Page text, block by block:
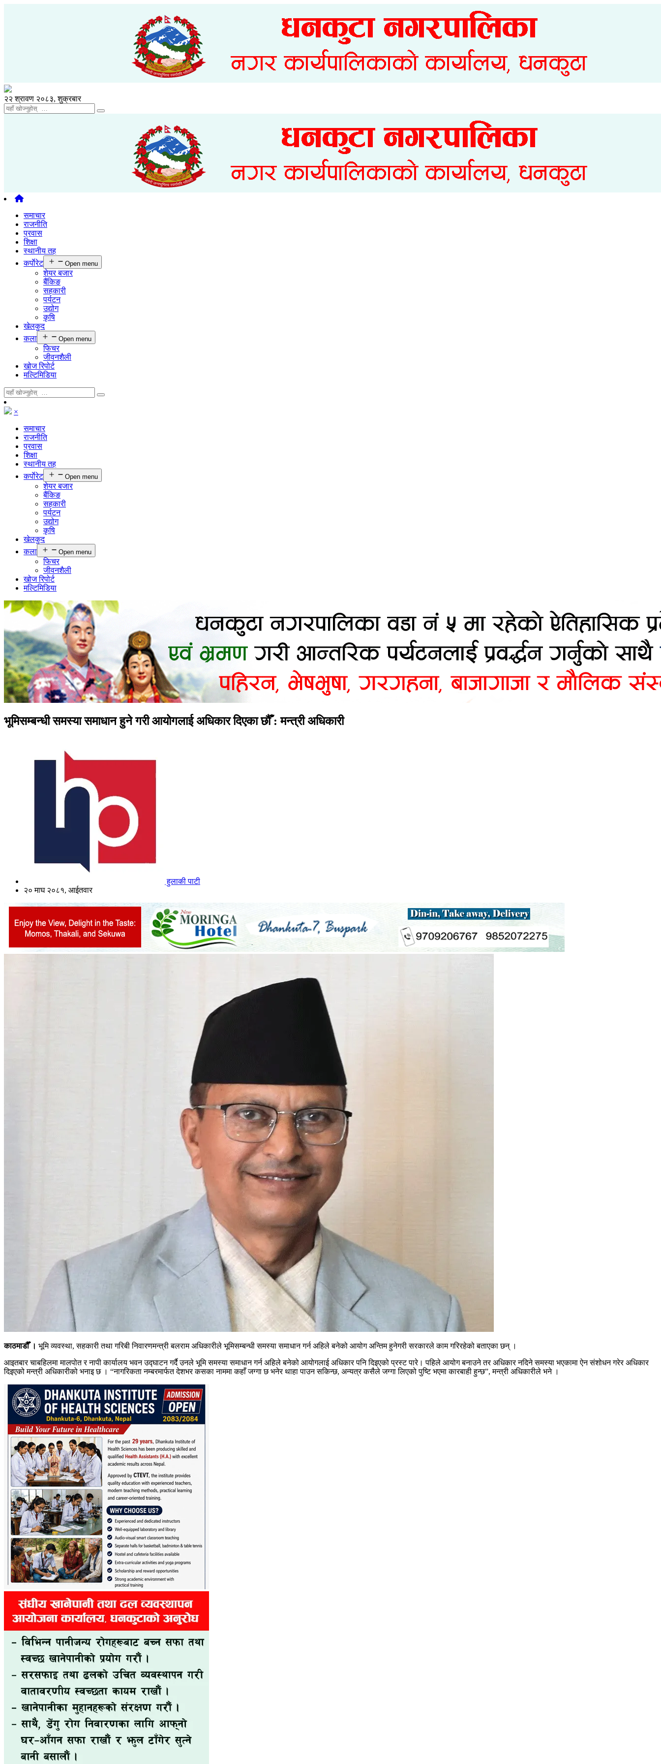
२२ श्रावण २०८३, शुक्रबार
समाचार
राजनीति
प्रवास
शिक्षा
स्थानीय तह
कर्पाेरेट
Open menu
शेयर बजार
बैंकिङ
सहकारी
पर्यटन
उद्योग
कृषि
खेलकुद
कला
Open menu
फिचर
जीवनशैली
खोज रिपोर्ट
मल्टिमिडिया
×
समाचार
राजनीति
प्रवास
शिक्षा
स्थानीय तह
कर्पाेरेट
Open menu
शेयर बजार
बैंकिङ
सहकारी
पर्यटन
उद्योग
कृषि
खेलकुद
कला
Open menu
फिचर
जीवनशैली
खोज रिपोर्ट
मल्टिमिडिया
भूमिसम्बन्धी समस्या समाधान हुने गरी आयोगलाई अधिकार दिएका छौँ : मन्त्री अधिकारी
हुलाकी पाटी
२० माघ २०८१, आईतवार
काठमाडौँ । भूमि व्यवस्था, सहकारी तथा गरिबी निवारणमन्त्री बलराम अधिकारीले भूमिसम्बन्धी समस्या समाधान गर्न अहिले बनेको आयोग अन्तिम हुनेगरी सरकारले काम गरिरहेको बताएका छन् ।
आइतबार चाबहिलमा मालपोत र नापी कार्यालय भवन उद्घाटन गर्दै उनले भूमि समस्या समाधान गर्न अहिले बनेको आयोगलाई अधिकार पनि दिइएको प्रस्ट पारे। पहिले आयोग बनाउने तर अधिकार नदिने समस्या भएकामा ऐन संशोधन गरेर अधिकार
दिइएको मन्त्री अधिकारीको भनाइ छ । “नागरिकता नम्बरमार्फत देशभर कसका नाममा कहाँ जग्गा छ भनेर थाहा पाउन सकिन्छ, अन्यत्र कसैले जग्गा लिएको पुष्टि भएमा कारबाही हुन्छ”, मन्त्री अधिकारीले भने ।